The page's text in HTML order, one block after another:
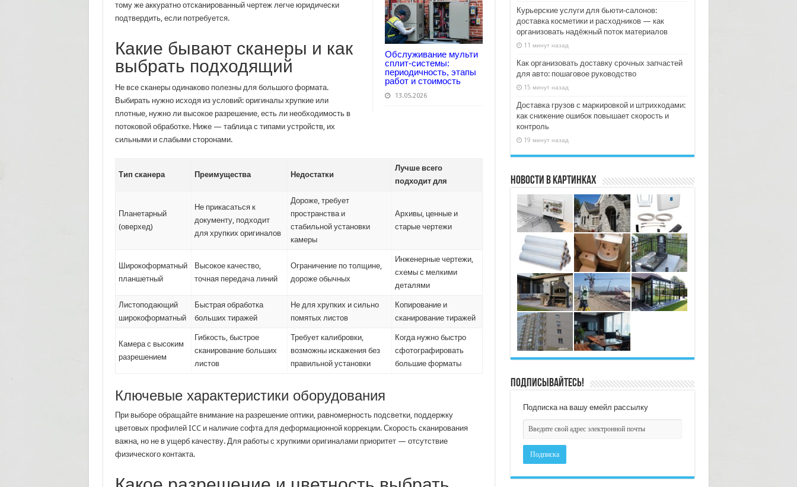
Обслуживание мульти
сплит-системы:
периодичность, этапы
работ и стоимость
13.05.2026
тому же аккуратно отсканированный чертеж легче юридически
подтвердить, если потребуется.
Какие бывают сканеры и как
выбрать подходящий
Не все сканеры одинаково полезны для большого формата.
Выбирать нужно исходя из условий: оригиналы хрупкие или
плотные, нужно ли высокое разрешение, есть ли необходимость в
потоковой обработке. Ниже — таблица с типами устройств, их
сильными и слабыми сторонами.
Тип сканера Преимущества Недостатки
Лучше всего
подходит для
Планетарный
(оверхед)
Не прикасаться к
документу, подходит
для хрупких оригиналов
Дороже, требует
пространства и
стабильной установки
камеры
Архивы, ценные и
старые чертежи
Широкоформатный
планшетный
Высокое качество,
точная передача линий
Ограничение по толщине,
дороже обычных
Инженерные чертежи,
схемы с мелкими
деталями
Листоподающий
широкоформатный
Быстрая обработка
больших тиражей
Не для хрупких и сильно
помятых листов
Копирование и
сканирование тиражей
Камера с высоким
разрешением
Гибкость, быстрое
сканирование больших
листов
Требует калибровки,
возможны искажения без
правильной установки
Когда нужно быстро
сфотографировать
большие форматы
Ключевые характеристики оборудования
При выборе обращайте внимание на разрешение оптики, равномерность подсветки, поддержку
цветовых профилей ICC и наличие софта для деформационной коррекции. Скорость сканирования
важна, но не в ущерб качеству. Для работы с хрупкими оригиналами приоритет — отсутствие
физического контакта.
Курьерские услуги для бьюти‑салонов:
доставка косметики и расходников — как
организовать надёжный поток материалов
11 минут назад
Как организовать доставку срочных запчастей
для авто: пошаговое руководство
15 минут назад
Доставка грузов с маркировкой и штрихкодами:
как снижение ошибок повышает скорость и
контроль
19 минут назад
Новости в картинках
Подписывайтесь!
Подписка на вашу емейл рассылку